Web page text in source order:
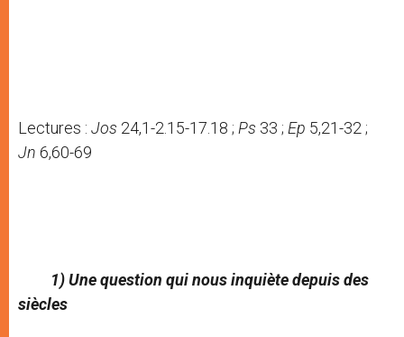
Lectures : Jos 24,1-2.15-17.18 ; Ps 33 ; Ep 5,21-32 ;
Jn 6,60-69
1) Une question qui nous inquiète depuis des
siècles